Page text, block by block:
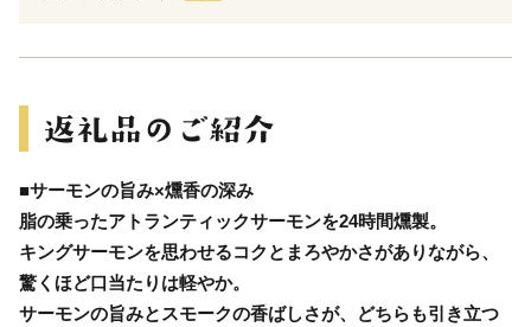
■サーモンの旨み×燻香の深み
脂の乗ったアトランティックサーモンを24時間燻製。
キングサーモンを思わせるコクとまろやかさがありながら、
驚くほど口当たりは軽やか。
サーモンの旨みとスモークの香ばしさが、どちらも引き立つ